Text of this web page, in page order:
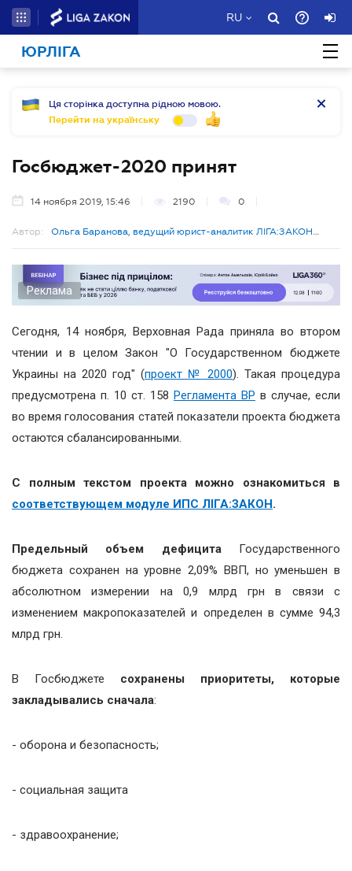
RU
ЮРЛІГА
Ця сторінка доступна рідною мовою.
Перейти на українську
Госбюджет-2020 принят
14 ноября 2019, 15:46 2190 0
Автор:
Ольга Баранова, ведущий юрист-аналитик ЛІГА:ЗАКОН
Бизнес
Реклама
Сегодня, 14 ноября, Верховная Рада приняла во втором
чтении и в целом Закон "О Государственном бюджете
Украины на 2020 год" (проект № 2000). Такая процедура
предусмотрена п. 10 ст. 158 Регламента ВР в случае, если
во время голосования статей показатели проекта бюджета
остаются сбалансированными.
С полным текстом проекта можно ознакомиться в
соответствующем модуле ИПС ЛІГА:ЗАКОН.
Предельный объем дефицита Государственного
бюджета сохранен на уровне 2,09% ВВП, но уменьшен в
абсолютном измерении на 0,9 млрд грн в связи с
изменением макропоказателей и определен в сумме 94,3
млрд грн.
В Госбюджете сохранены приоритеты, которые
закладывались сначала:
- оборона и безопасность;
- социальная защита
- здравоохранение;